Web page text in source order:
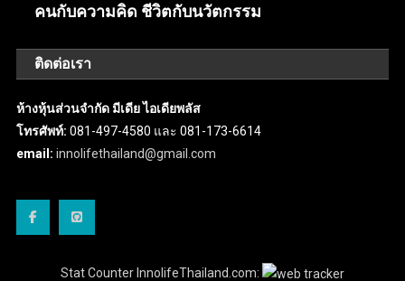
คนกับความคิด ชีวิตกับนวัตกรรม
ติดต่อเรา
ห้างหุ้นส่วนจำกัด มีเดีย ไอเดียพลัส
โทรศัพท์: 081-497-4580 และ 081-173-6614
email: innolifethailand@gmail.com
Stat Counter InnolifeThailand.com: